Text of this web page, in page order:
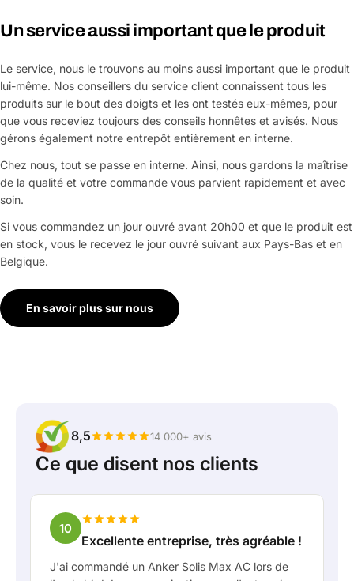
Un service aussi important que le produit
Le service, nous le trouvons au moins aussi important que le produit
lui-même. Nos conseillers du service client connaissent tous les
produits sur le bout des doigts et les ont testés eux-mêmes, pour
que vous receviez toujours des conseils honnêtes et avisés. Nous
gérons également notre entrepôt entièrement en interne.
Chez nous, tout se passe en interne. Ainsi, nous gardons la maîtrise
de la qualité et votre commande vous parvient rapidement et avec
soin.
Si vous commandez un jour ouvré avant 20h00 et que le produit est
en stock, vous le recevez le jour ouvré suivant aux Pays-Bas et en
Belgique.
En savoir plus sur nous
8,5 14 000+ avis
Ce que disent nos clients
10
Excellente entreprise, très agréable !
J'ai commandé un Anker Solis Max AC lors de